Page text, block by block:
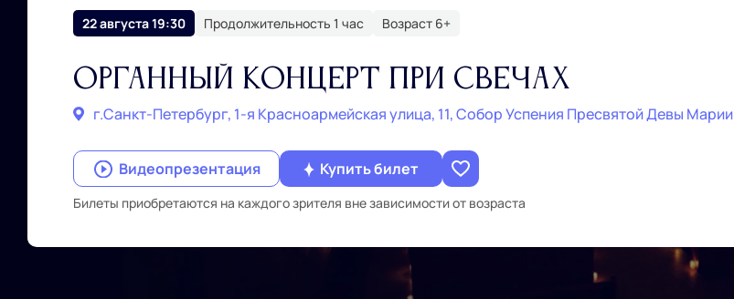
22 августа 19:30 Продолжительность 1 час Возраст 6+
Органный концерт при Свечах
г.Санкт‑Петербург, 1-я Красноармейская улица, 11, Собор Успения Пресвятой Девы Марии
Видеопрезентация Купить билет
Билеты приобретаются на каждого зрителя вне зависимости от возраста